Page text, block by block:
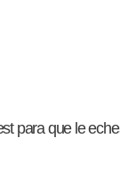
para que le